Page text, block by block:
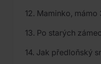
12. Maminko, mámo
13. Po starých
14. Jak předloňský